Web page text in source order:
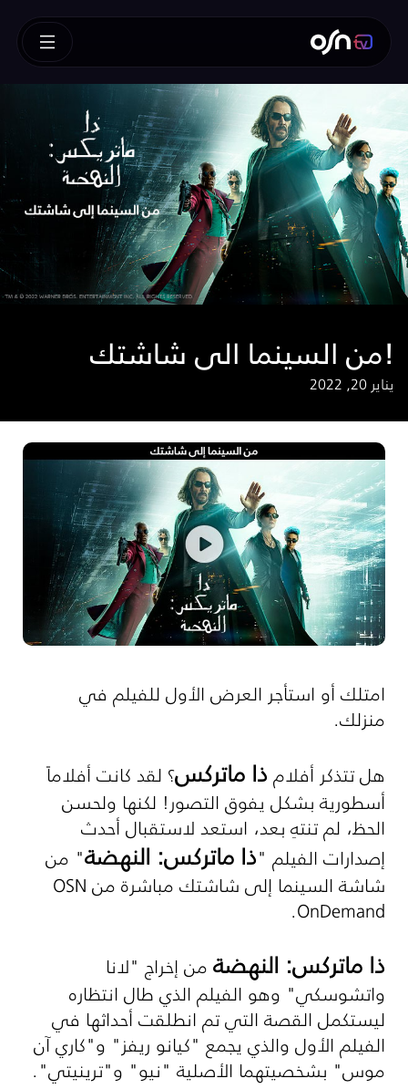
من السينما الى شاشتك!
يناير 20, 2022
امتلك أو استأجر العرض الأول للفيلم في
منزلك.
هل تتذكر أفلامذا ماتركس؟ لقد كانت أفلاماً
أسطورية بشكل يفوق التصور! لكنها ولحسن
الحظ، لم تنتهِ بعد، استعد لاستقبال أحدث
إصدارات الفيلم "ذا ماتركس: النهضة" من
شاشة السينما إلى شاشتك مباشرة منOSN
OnDemand
.
ذا ماتركس: النهضةمن إخراج "لانا
واتشوسكي" وهو الفيلم الذي طال انتظاره
ليستكمل القصة التي تم انطلقت أحداثها في
الفيلم الأول والذي يجمع "كيانو ريفز" و"كاري آن
موس" بشخصيتهما الأصلية "نيو" و"ترينيتي".